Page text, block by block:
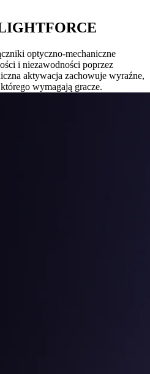
optyczno-mechaniczne
i niezawodności poprzez
aktywacja zachowuje wyraźne,
wymagają gracze.